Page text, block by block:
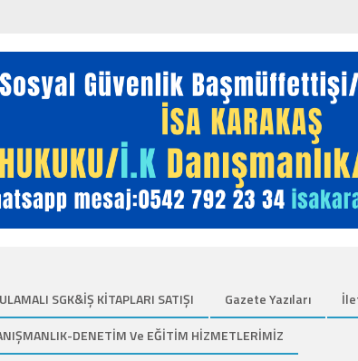
SGK&İŞ KİTAPLARI SATIŞI Gazete Yazıları
DENETİM Ve EĞİTİM HİZMETLERİMİZ